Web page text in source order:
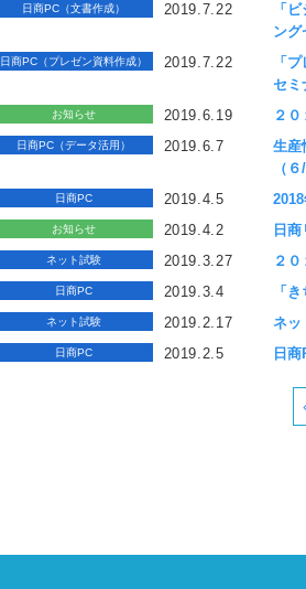
日商PC（文書作成） 2019.7.22
「
ング
日商PC（プレゼン資料作成） 2019.7.22
「
セミ
お知らせ 2019.6.19 ２
日商PC（データ活用） 2019.6.7
生産
（
日商PC 2019.4.5
お知らせ 2019.4.2 日
ネット試験 2019.3.27 ２
日商PC 2019.3.4 「
ネット試験 2019.2.17 ネッ
日商PC 2019.2.5 日